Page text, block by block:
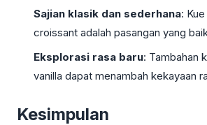
Sajian klasik dan sederhana:
croissant adalah pasangan yang
Eksplorasi rasa baru: Tambahan
vanilla dapat menambah kekayaan
Kesimpulan